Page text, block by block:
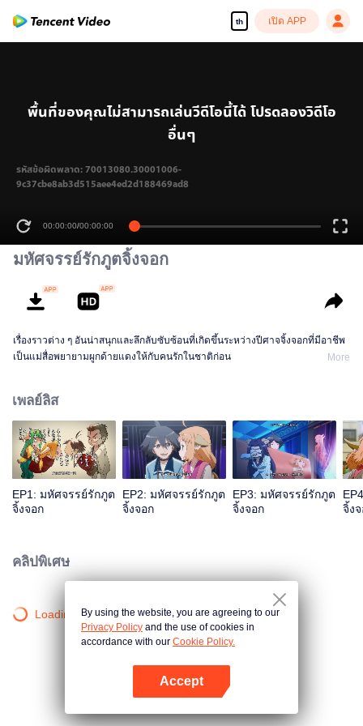
th เปิด APP
พื้นที่ของคุณไม่สามารถเล่นวีดีโอนี้ได้ โปรดลองวิดีโอ
อื่นๆ
รหัสข้อผิดพลาด: 70013080.30001006-
9c37cbe8ab3d515aee4ed2d188469ad8
00:00:00/00:00:00
มหัศจรรย์รักภูตจิ้งจอก
เรื่องราวต่าง ๆ อันน่าสนุกและลึกลับซับซ้อนที่เกิดขึ้นระหว่างปีศาจจิ้งจอกที่มีอาชีพ
เป็นแม่สื่อพยายามผูกด้ายแดงให้กับคนรักในชาติก่อน
More
เพลย์ลิส
EP1: มหัศจรรย์รักภูต
จิ้งจอก
EP2: มหัศจรรย์รักภูต
จิ้งจอก
EP3: มหัศจรรย์รักภูต
จิ้งจอก
จิ้ง
คลิปพิเศษ
Loading…By using the website, you are agreeing to our
Privacy Policy and the use of cookies in
accordance with our Cookie Policy.
Accept